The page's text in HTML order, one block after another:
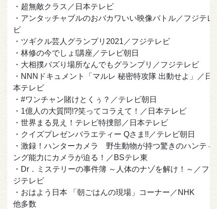
・超無敵クラス／日本テレビ
・アンタッチャブルのおバカワいい映像バトル／フジテレ
ビ
・ツギクル芸人グランプリ2021／フジテレビ
・林修の今でしょ!講座／テレビ朝日
・大相撲バズり場所なんでもグランプリ／フジテレビ
・NNNドキュメント「マルレ 秘密特攻隊 出動せよ」／日
本テレビ
・#ワンチャン賭けとくぅ？／テレビ朝日
・1億人の大質問!?笑ってコラえて！／日本テレビ
・世界まる見え！テレビ特捜部／日本テレビ
・クイズプレゼンバラエティー Qさま!!／テレビ朝日
・激録！ハンターカメラ 野生動物が持つ驚きのハンティ
ング能力にカメラが迫る！／BSテレ東
・Dr．ミステリーの事件簿 ～人体のナゾを解け！～／フ
ジテレビ
・おはよう日本 「朝ごはんの現場」コーナー／NHK
他多数